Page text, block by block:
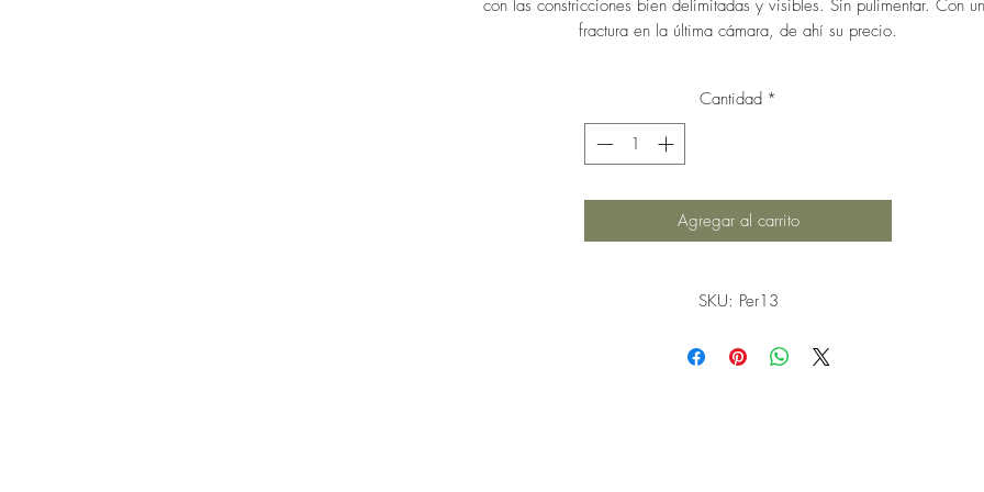
con las constricciones bien delimitadas y visibles. Sin pulimentar. Con
fractura en la última cámara, de ahí su precio.
Cantidad *
Agregar al carrito
SKU: Per13